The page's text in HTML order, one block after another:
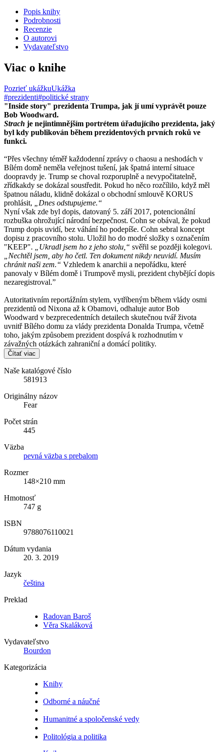
Popis knihy
Podrobnosti
Recenzie
O autorovi
Vydavateľstvo
Viac o knihe
Pozrieť ukážkuUkážka
#prezidenti#politické strany
"Inside story" prezidenta Trumpa, jak jí umí vyprávět pouze
Bob Woodward.
Strach je nejintimnějším portrétem úřadujícího prezidenta, jaký
byl kdy publikován během prezidentových prvních roků ve
funkci.
“Přes všechny téměř každodenní zprávy o chaosu a neshodách v
Bílém domě neměla veřejnost tušení, jak špatná interní situace
doopravdy je. Trump se choval rozporuplně a nevypočitatelně,
zřídkakdy se dokázal soustředit. Pokud ho něco rozčílilo, když měl
špatnou náladu, klidně dokázal o obchodní smlouvě KORUS
prohlásit,
„Dnes odstupujeme.“
Nyní však zde byl dopis, datovaný 5. září 2017, potencionální
rozbuška ohrožující národní bezpečnost. Cohn se obával, že pokud
Trump dopis uvidí, bez váhání ho podepíše. Cohn sebral koncept
dopisu z pracovního stolu. Uložil ho do modré složky s označením
"KEEP".
„Ukradl jsem ho z jeho stolu,“ svěřil se později kolegovi.
„Nechtěl jsem, aby ho četl. Ten dokument nikdy neuvidí. Musím
chránit naši zem.“ Vzhledem k anarchii a nepořádku, které
panovaly v Bílém domě i Trumpově mysli, prezident chybějící dopis
nezaregistroval.”
Autoritativním reportážním stylem, vytříbeným během vlády osmi
prezidentů od Nixona až k Obamovi, odhaluje autor Bob
Woodward v bezprecedentních detailech skutečnou tvář života
uvnitř Bílého domu za vlády prezidenta Donalda Trumpa, včetně
toho, jakým způsobem prezident dospívá k rozhodnutím v
závažných otázkách zahraniční a domácí politiky.
Čítať viac
Naše katalógové číslo
581913
Originálny názov
Fear
Počet strán
445
Väzba
pevná väzba s prebalom
Rozmer
148×210 mm
Hmotnosť
747 g
ISBN
9788076110021
Dátum vydania
20. 3. 2019
Jazyk
čeština
Preklad
Radovan Baroš
Věra Skaláková
Vydavateľstvo
Bourdon
Kategorizácia
Knihy
Odborné a náučné
Humanitné a spoločenské vedy
Politológia a politika